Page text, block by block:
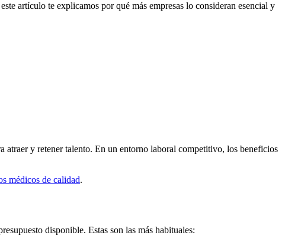
artículo te explicamos por qué más empresas lo consideran esencial y
atraer y retener talento. En un entorno laboral competitivo, los beneficios
médicos de calidad.
disponible. Estas son las más habituales: